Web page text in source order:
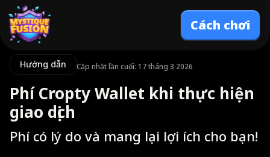
Cách chơi
Hướng dẫn Cập nhật lần cuối: 17 tháng 3 2026
Phí Cropty Wallet khi thực hiện
giao dịch
Phí có lý do và mang lại lợi ích cho bạn!